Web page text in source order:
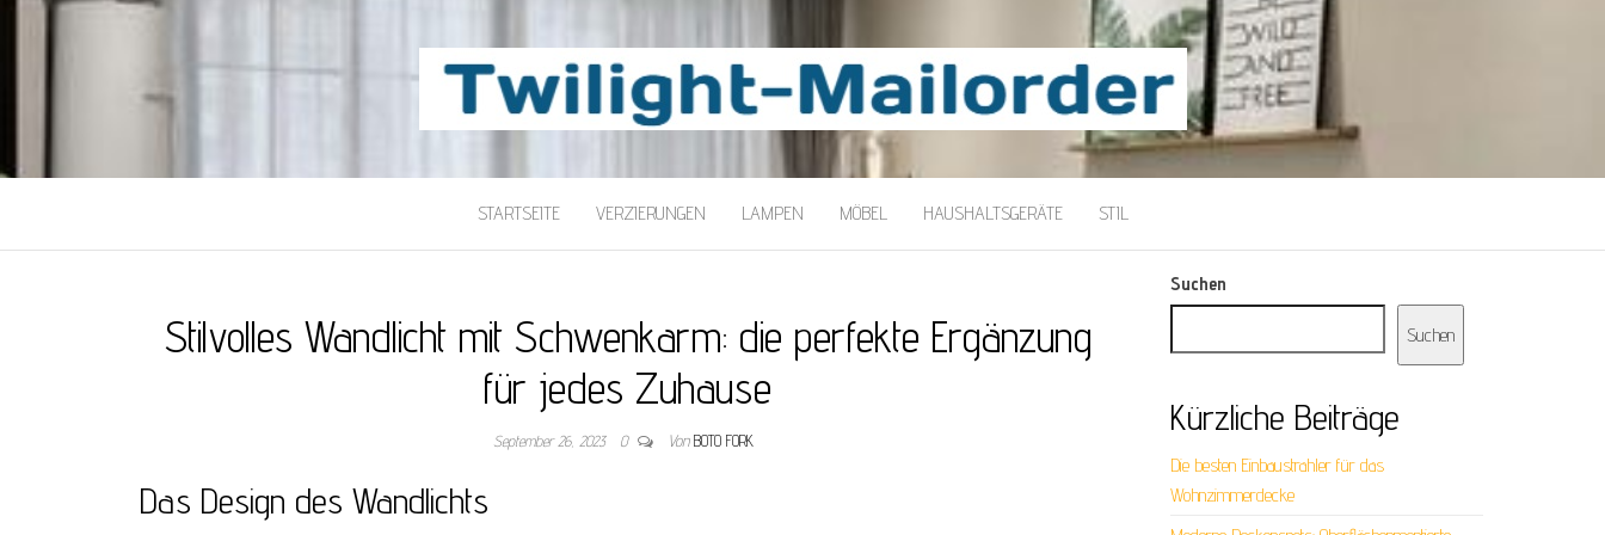
TWILIGHT-MAILORDER
STARTSEITE VERZIERUNGEN LAMPEN MÖBEL HAUSHALTSGERÄTE STIL
Stilvolles Wandlicht mit Schwenkarm: die perfekte Ergänzung
für jedes Zuhause
September 26, 2023 0 Von BOTO FORK
Das Design des Wandlichts
Suchen
Suchen
Kürzliche Beiträge
Die besten Einbaustrahler für das
Wohnzimmerdecke